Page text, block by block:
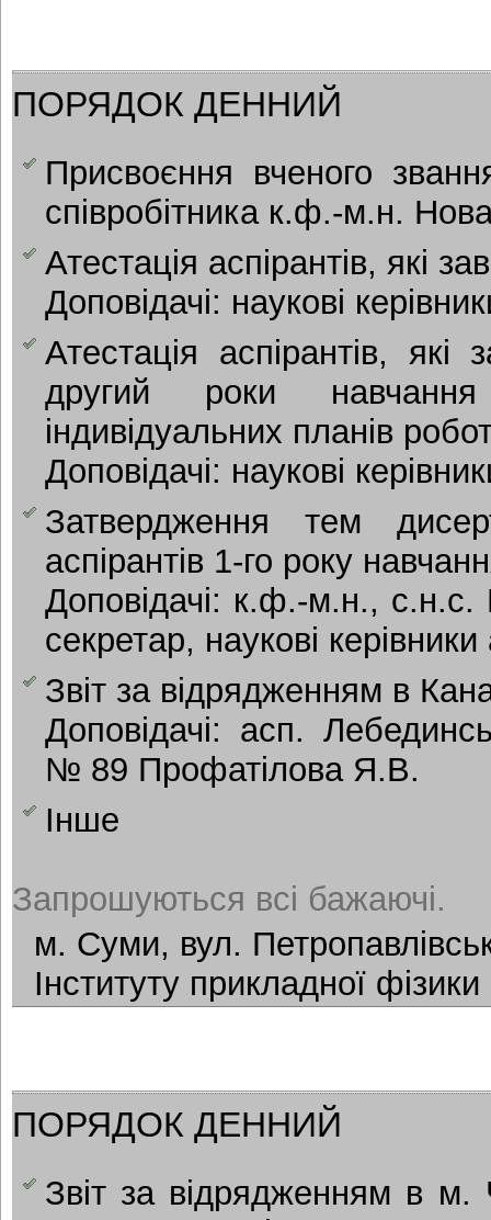
ПОРЯДОК ДЕННИЙ
Присвоєння вченого
співробітника к.ф.-м.н.
Атестація аспірантів, які
Доповідачі: наукові
Атестація аспірантів,
другий роки
індивідуальних планів
Доповідачі: наукові
Затвердження тем
аспірантів 1-го року
Доповідачі: к.ф.-м.н.,
секретар, наукові керівники
Звіт за відрядженням в
Доповідачі: асп.
№ 89 Профатілова Я.В.
Інше
Запрошуються всі бажаючі.
м. Суми, вул.
Інституту прикладної фізики
ПОРЯДОК ДЕННИЙ
Звіт за відрядженням в м.